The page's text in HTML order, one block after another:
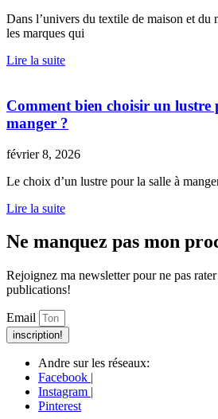
Dans l’univers du textile de maison et du
les marques qui
Lire la suite
Comment bien choisir un lustre
manger ?
février 8, 2026
Le choix d’un lustre pour la salle à
Lire la suite
Ne manquez pas mon
Rejoignez ma newsletter pour ne pas
publications!
Email
inscription!
Andre sur les réseaux:
Facebook |
Instagram |
Pinterest